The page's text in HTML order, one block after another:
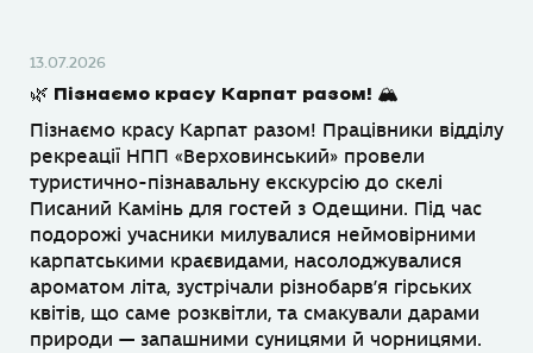
13.07.2026
🌿 Пізнаємо красу Карпат разом! 🏔
Пізнаємо красу Карпат разом! Працівники відділу
рекреації НПП «Верховинський» провели
туристично-пізнавальну екскурсію до скелі
Писаний Камінь для гостей з Одещини. Під час
подорожі учасники милувалися неймовірними
карпатськими краєвидами, насолоджувалися
ароматом літа, зустрічали різнобарв’я гірських
квітів, що саме розквітли, та смакували дарами
природи — запашними суницями й чорницями.